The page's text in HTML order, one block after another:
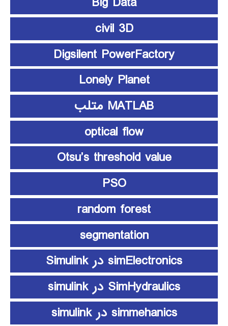
civil 3D
Digsilent PowerFactory
Lonely Planet
MATLAB متلب
optical flow
Otsu’s threshold value
PSO
random forest
segmentation
simElectronics در Simulink
SimHydraulics در simulink
simmehanics در simulink